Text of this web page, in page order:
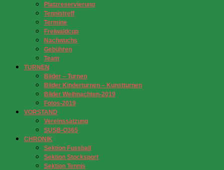
Platzreservierung
Tennistreff
Termine
Freiwaldcup
Nachwuchs
Gebühren
Team
TURNEN
Bilder – Turnen
Bilder Kinderturnen – Kunstturnen
Bilder Weihnachten-2019
Fotos-2019
VORSTAND
Vereinssatzung
SUSB-O365
CHRONIK
Sektion Fussball
Sektion Stocksport
Sektion Tennis